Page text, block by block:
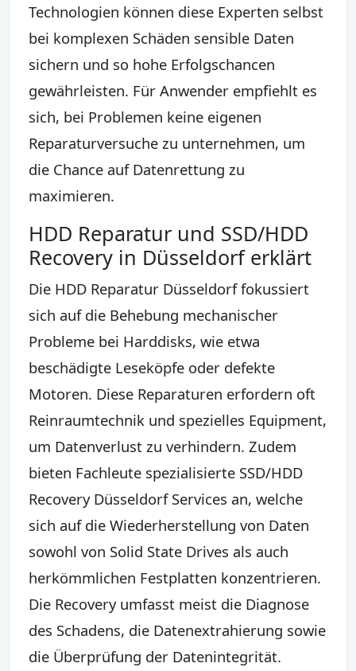
Technologien können diese Experten selbst
bei komplexen Schäden sensible Daten
sichern und so hohe Erfolgschancen
gewährleisten. Für Anwender empfiehlt es
sich, bei Problemen keine eigenen
Reparaturversuche zu unternehmen, um
die Chance auf Datenrettung zu
maximieren.
HDD Reparatur und SSD/HDD
Recovery in Düsseldorf erklärt
Die HDD Reparatur Düsseldorf fokussiert
sich auf die Behebung mechanischer
Probleme bei Harddisks, wie etwa
beschädigte Leseköpfe oder defekte
Motoren. Diese Reparaturen erfordern oft
Reinraumtechnik und spezielles Equipment,
um Datenverlust zu verhindern. Zudem
bieten Fachleute spezialisierte SSD/HDD
Recovery Düsseldorf Services an, welche
sich auf die Wiederherstellung von Daten
sowohl von Solid State Drives als auch
herkömmlichen Festplatten konzentrieren.
Die Recovery umfasst meist die Diagnose
des Schadens, die Datenextrahierung sowie
die Überprüfung der Datenintegrität.